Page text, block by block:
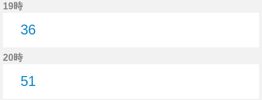
19時
36
20時
51